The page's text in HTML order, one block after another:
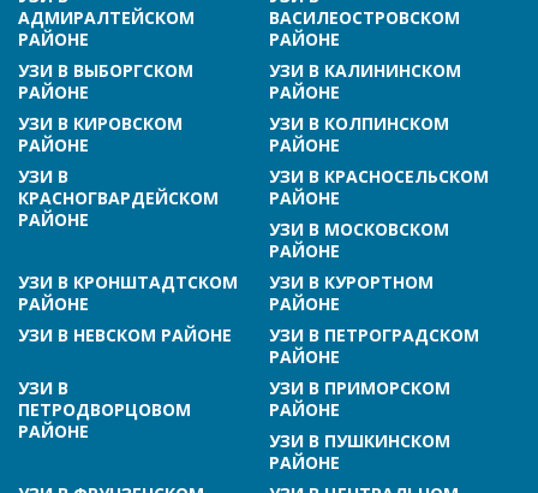
АДМИРАЛТЕЙСКОМ
РАЙОНЕ
ВАСИЛЕОСТРОВСКОМ
РАЙОНЕ
УЗИ В ВЫБОРГСКОМ
РАЙОНЕ
УЗИ В КАЛИНИНСКОМ
РАЙОНЕ
УЗИ В КИРОВСКОМ
РАЙОНЕ
УЗИ В КОЛПИНСКОМ
РАЙОНЕ
УЗИ В
КРАСНОГВАРДЕЙСКОМ
РАЙОНЕ
УЗИ В КРАСНОСЕЛЬСКОМ
РАЙОНЕ
УЗИ В МОСКОВСКОМ
РАЙОНЕ
УЗИ В КРОНШТАДТСКОМ
РАЙОНЕ
УЗИ В КУРОРТНОМ
РАЙОНЕ
УЗИ В НЕВСКОМ РАЙОНЕ
УЗИ В ПЕТРОГРАДСКОМ
РАЙОНЕ
УЗИ В
ПЕТРОДВОРЦОВОМ
РАЙОНЕ
УЗИ В ПРИМОРСКОМ
РАЙОНЕ
УЗИ В ПУШКИНСКОМ
РАЙОНЕ